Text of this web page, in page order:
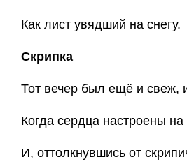
Как лист увядший на снегу.
Скрипка
Тот вечер был ещё и свеж,
Когда сердца настроены на
И, оттолкнувшись от